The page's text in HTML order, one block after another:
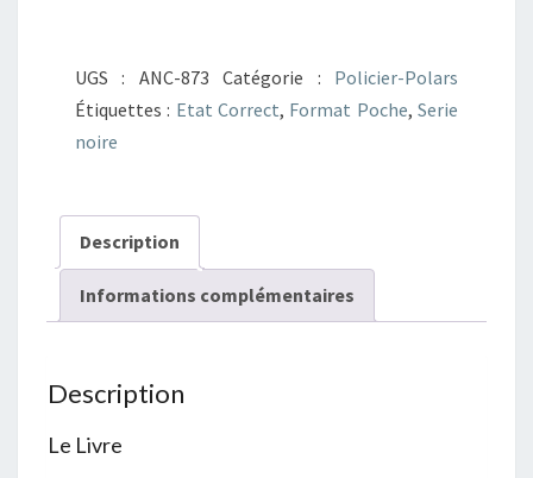
de
cain
UGS : ANC-873 Catégorie : Policier-Polars
Étiquettes : Etat Correct, Format Poche,Serie
noire
Description
Informations complémentaires
Description
Le Livre